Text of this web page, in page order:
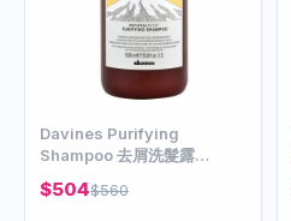
Davines Purifying
Shampoo 去屑洗髮露
1000ml
$504$560